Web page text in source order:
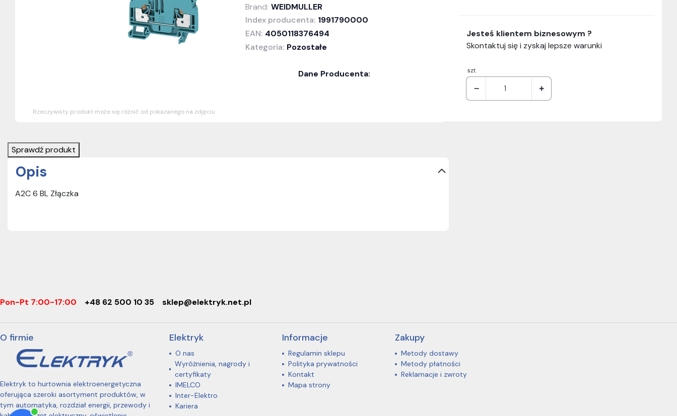
Rzeczywisty produkt może się różnić od pokazanego na zdjęciu
Brand: WEIDMULLER
Index producenta: 1991790000
EAN: 4050118376494
Kategoria: Pozostałe
Dane Producenta: szt.
Jesteś klientem biznesowym ?
Skontaktuj się i zyskaj lepsze warunki
Sprawdź produkt
Opis
A2C 6 BL Złączka
Pon-Pt 7:00-17:00 +48 62 500 10 35 sklep@elektryk.net.pl
O firmie
Elektryk to hurtownia elektroenergetyczna
oferująca szeroki asortyment produktów, w
tym automatyka, rozdział energii, przewody i
Elektryk
O nas
Wyróżnienia, nagrody i
certyfikaty
IMELCO
Inter-Elektro
Kariera
Informacje
Regulamin sklepu
Polityka prywatności
Kontakt
Mapa strony
Zakupy
Metody dostawy
Metody płatności
Reklamacje i zwroty